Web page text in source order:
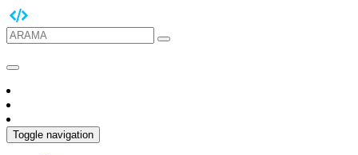
Toggle navigation